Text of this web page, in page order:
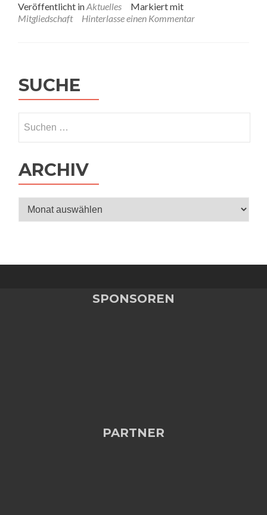
Veröffentlicht inAktuelles
Markiert mit
Mitgliedschaft
Hinterlasse einen Kommentar
SUCHE
nach:
ARCHIV
Archiv
SPONSOREN
PARTNER